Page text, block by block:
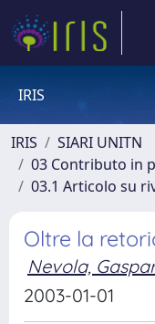
IRIS
IRIS
SIARI UNITN
03 Contributo in
03.1 Articolo su
Oltre la
Nevola,
2003-01-01